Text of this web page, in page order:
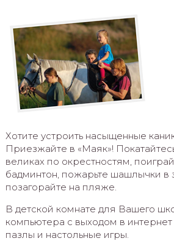
Хотите устроить насыщенные
Приезжайте в «Маяк»!
великах по окрестностям,
бадминтон, пожарьте шашлычки в
позагорайте на пляже.
В детской комнате для Вашего
компьютера с выходом в
пазлы и настольные игры.